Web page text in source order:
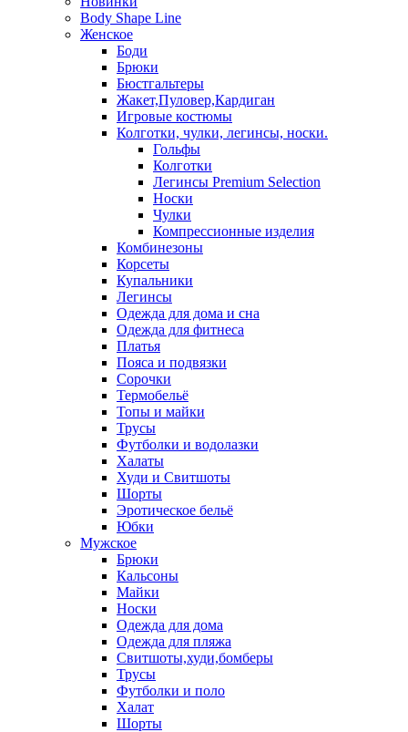
Body Shape Line
Женское
Боди
Брюки
Бюстгальтеры
Жакет,Пуловер,Кардиган
Игровые костюмы
Колготки, чулки, легинсы, носки.
Гольфы
Колготки
Легинсы Premium Selection
Носки
Чулки
Компрессионные изделия
Комбинезоны
Корсеты
Купальники
Легинсы
Одежда для дома и сна
Одежда для фитнеса
Платья
Пояса и подвязки
Сорочки
Термобельё
Топы и майки
Трусы
Футболки и водолазки
Халаты
Худи и Свитшоты
Шорты
Эротическое бельё
Юбки
Мужское
Брюки
Кальсоны
Майки
Носки
Одежда для дома
Одежда для пляжа
Свитшоты,худи,бомберы
Трусы
Футболки и поло
Халат
Шорты